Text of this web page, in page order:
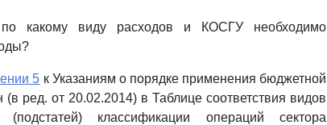
по какому виду расходов и КОСГУ необходимо
5 к Указаниям о порядке применения бюджетной
ред. от 20.02.2014) в Таблице соответствия видов
классификации операций сектора